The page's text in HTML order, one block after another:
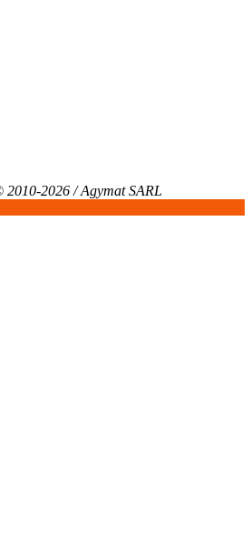
2026 / Agymat SARL